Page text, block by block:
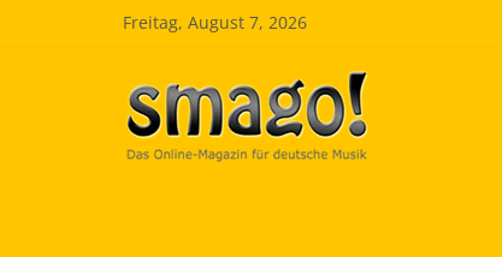
Freitag, August 7, 2026
Smago
SchlagerMAGazinOnline